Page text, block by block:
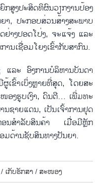
ກ​ສູງປະ​ສິດ​ທິ​ຜົນ​ວຽກ​ງານ​ປ້ອງ​
າ, ປະ​ກອ​ບ​ສ່ວນ​ສ້າງ​ສະ​ພາບ​
າງ​ປອດ​ໂປ່ງ, ຈະ​ແຈ້ງ ແລະ
ນ​ເຊື່ອມ​ໂຍງ​ເຂົ້າ​ກັບ​ສາ​ກົນ.
ແລະ ອົງ​ການ​ບໍ​ລິ​ຫານ​ບັນ​ດາ​
ເຂົ້າ​ເບິ່ງ​ຫຼາຍ​ທີ່​ສຸດ, ໂດຍ​ສະ​
ອງ​ຮູບ​ເງົາ, ດົນ​ຕີ… ເພີ່ມ​ທະ​
ຊາຍ​ແດນ, ເປັ​ນ​ເຈົ້າ​ການ​ຢຸ​ດ​
ກອນສຳ​ລັບ​ສິນ​ຄ້າ ເມື່ອ​ມີ​ຫຼັກ​
ມ​ດ້ານຊັບ​ສິນທາງປັນຍາ.
ເກັບ​ຮັກ​ສາ / ສະ​ໜອງ​